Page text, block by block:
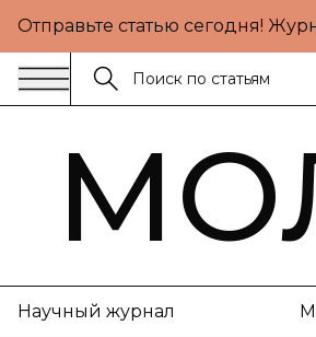
Отправьте статью сегодня!
Научный журнал